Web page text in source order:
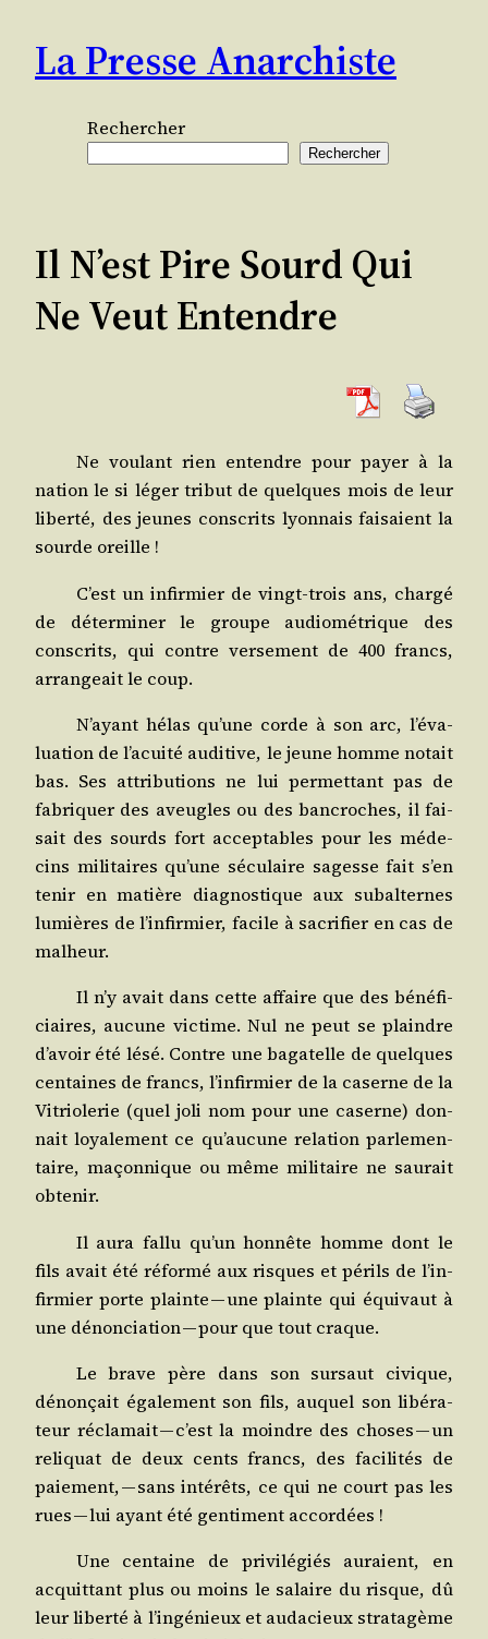
contenu
La Presse Anarchiste
Rechercher
Rechercher
Il N’est Pire Sourd Qui
Ne Veut Entendre
Ne vou­lant rien entendre pour payer à la
nation le si léger tri­but de quelques mois de leur
liber­té, des jeunes conscrits lyon­nais fai­saient la
sourde oreille !
C’est un infir­mier de vingt-trois ans, char­gé
de déter­mi­ner le groupe audio­mé­trique des
conscrits, qui contre ver­se­ment de 400 francs,
arran­geait le coup.
N’ayant hélas qu’une corde à son arc, l’é­va­
lua­tion de l’a­cui­té audi­tive, le jeune homme notait
bas. Ses attri­bu­tions ne lui per­met­tant pas de
fabri­quer des aveugles ou des ban­croches, il fai­
sait des sourds fort accep­tables pour les méde­
cins mili­taires qu’une sécu­laire sagesse fait s’en
tenir en matière diag­nos­tique aux subal­ternes
lumières de l’in­fir­mier, facile à sacri­fier en cas de
malheur.
Il n’y avait dans cette affaire que des béné­fi­
ciaires, aucune vic­time. Nul ne peut se plaindre
d’a­voir été lésé. Contre une baga­telle de quelques
cen­taines de francs, l’in­fir­mier de la caserne de la
Vitrio­le­rie (quel joli nom pour une caserne) don­
nait loya­le­ment ce qu’au­cune rela­tion par­le­men­
taire, maçon­nique ou même mili­taire ne sau­rait
obtenir.
Il aura fal­lu qu’un hon­nête homme dont le
fils avait été réfor­mé aux risques et périls de l’in­
fir­mier porte plainte — une plainte qui équi­vaut à
une dénon­cia­tion — pour que tout craque.
Le brave père dans son sur­saut civique,
dénon­çait éga­le­ment son fils, auquel son libé­ra­
teur récla­mait — c’est la moindre des choses — un
reli­quat de deux cents francs, des faci­li­tés de
paie­ment, — sans inté­rêts, ce qui ne court pas les
rues — lui ayant été gen­ti­ment accordées !
Une cen­taine de pri­vi­lé­giés auraient, en
acquit­tant plus ou moins le salaire du risque, dû
leur liber­té à l’in­gé­nieux et auda­cieux stra­ta­gème